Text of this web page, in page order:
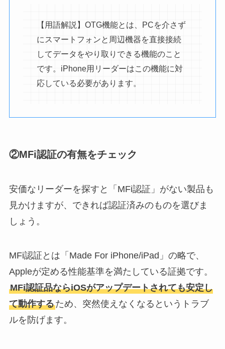
【用語解説】OTG機能とは、PCを介さず
にスマートフォンと周辺機器を直接接続
してデータをやり取りできる機能のこと
です。iPhone用リーダーはこの機能に対
応している必要があります。
②MFi認証の有無をチェック
安価なリーダーを探すと「MFi認証」がない製品も
見かけますが、できれば認証済みのものを選びま
しょう。
MFi認証とは「Made For iPhone/iPad」の略で、
Appleが定める性能基準を満たしている証拠です。
MFi認証品ならiOSがアップデートされても安定し
て動作するため、突然使えなくなるというトラブ
ルを防げます。